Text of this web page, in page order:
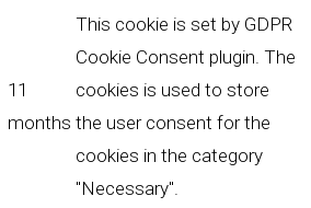
11
months
This cookie is set by GDPR
Cookie Consent plugin. The
cookies is used to store
the user consent for the
cookies in the category
"Necessary".